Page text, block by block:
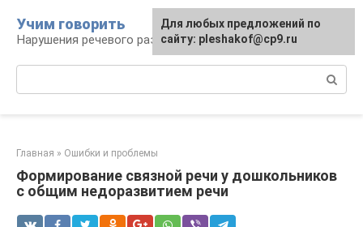
контенту
Учим говорить
Нарушения речевого развития
Главная » Ошибки и проблемы
Формирование связной речи у дошкольников
с общим недоразвитием речи
Для любых предложений по
сайту: pleshakof@cp9.ru